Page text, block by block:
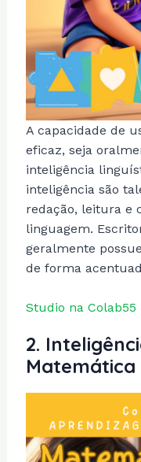
A capacidade de
eficaz, seja
inteligência
inteligência são
redação, leitura e
linguagem.
geralmente
de forma
Studio na Colab55
2.
Matemática